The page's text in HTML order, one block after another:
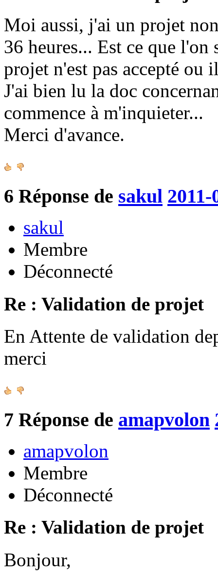
Moi aussi, j'ai un projet
36 heures... Est ce que l'on
projet n'est pas accepté ou
J'ai bien lu la doc
commence à m'inquieter...
Merci d'avance.
6 Réponse de sakul
sakul
Membre
Déconnecté
Re : Validation de projet
En Attente de validation
merci
7 Réponse de amapvolon
amapvolon
Membre
Déconnecté
Re : Validation de projet
Bonjour,